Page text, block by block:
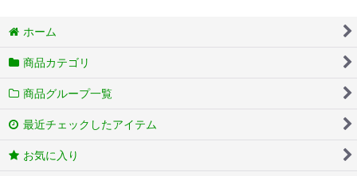
ホーム
商品カテゴリ
商品グループ一覧
最近チェックしたアイテム
お気に入り